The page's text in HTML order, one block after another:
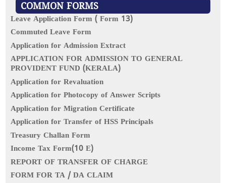
COMMON FORMS
Leave Application Form ( Form 13)
Commuted Leave Form
Application for Admission Extract
APPLICATION FOR ADMISSION TO GENERAL
PROVIDENT FUND (KERALA)
Application for Revaluation
Application for Photocopy of Answer Scripts
Application for Migration Certificate
Application for Transfer of HSS Principals
Treasury Challan Form
Income Tax Form(10 E)
REPORT OF TRANSFER OF CHARGE
FORM FOR TA / DA CLAIM